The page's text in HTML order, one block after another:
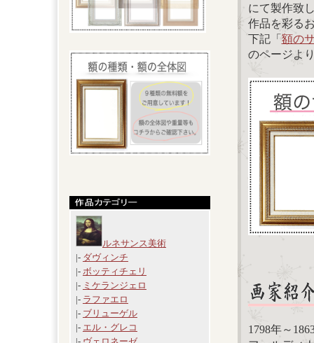
ルネサンス美術
|- ダヴィンチ
|- ボッティチェリ
|- ミケランジェロ
|- ラファエロ
|- ブリューゲル
|- エル・グレコ
にて製作致
作品を彩る
下記「額の
のページよ
1798年～